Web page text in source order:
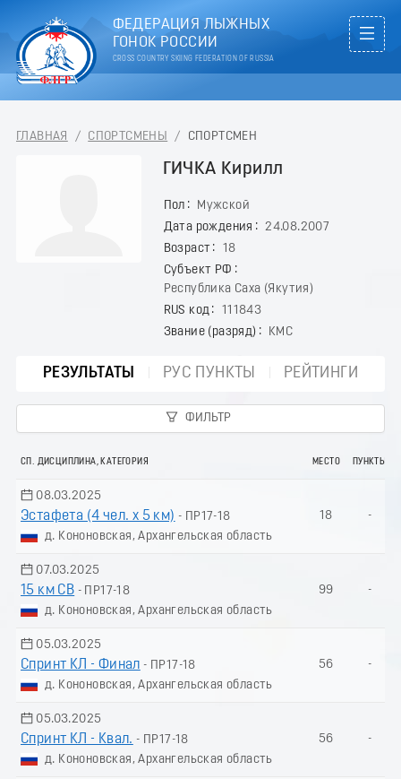
ФЕДЕРАЦИЯ ЛЫЖНЫХ
ГОНОК РОССИИ
CROSS COUNTRY SKIING FEDERATION OF RUSSIA
ГЛАВНАЯ / СПОРТСМЕНЫ / СПОРТСМЕН
ГИЧКА Кирилл
Пол
Мужской
Дата рождения
24.08.2007
Возраст
18
Субъект РФ
Республика Саха (Якутия)
RUS код
111843
Звание (разряд)
КМС
РЕЗУЛЬТАТЫ РУС ПУНКТЫ РЕЙТИНГИ
ФИЛЬТР
СП. ДИСЦИПЛИНА, КАТЕГОРИЯ МЕСТО ПУНКТЫ
08.03.2025
Эстафета (4 чел. х 5 км) - ПР17-18
д. Кононовская, Архангельская область
18 -
07.03.2025
15 км СВ - ПР17-18
д. Кононовская, Архангельская область
99 -
05.03.2025
Спринт КЛ - Финал - ПР17-18
д. Кононовская, Архангельская область
56 -
05.03.2025
Спринт КЛ - Квал. - ПР17-18
д. Кононовская, Архангельская область
56 -